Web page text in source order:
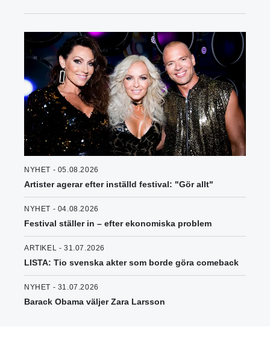
NYHET - 05.08.2026
Artister agerar efter inställd festival: "Gör allt"
NYHET - 04.08.2026
Festival ställer in – efter ekonomiska problem
ARTIKEL - 31.07.2026
LISTA: Tio svenska akter som borde göra comeback
NYHET - 31.07.2026
Barack Obama väljer Zara Larsson